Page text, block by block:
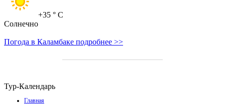
+35 ° C
Солнечно
Погода в Каламбаке подробнее >>
Тур-Календарь
Главная